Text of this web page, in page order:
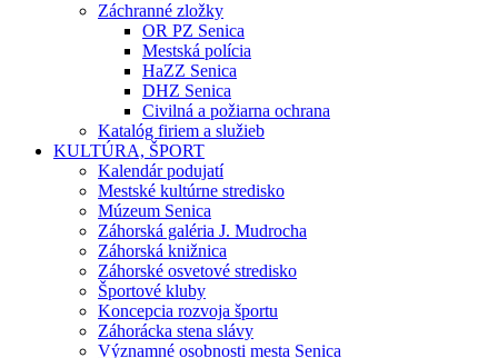
Záchranné zložky
OR PZ Senica
Mestská polícia
HaZZ Senica
DHZ Senica
Civilná a požiarna ochrana
Katalóg firiem a služieb
KULTÚRA, ŠPORT
Kalendár podujatí
Mestské kultúrne stredisko
Múzeum Senica
Záhorská galéria J. Mudrocha
Záhorská knižnica
Záhorské osvetové stredisko
Športové kluby
Koncepcia rozvoja športu
Záhorácka stena slávy
Významné osobnosti mesta Senica